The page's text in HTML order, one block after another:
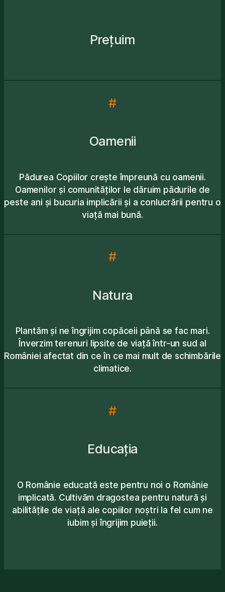
Prețuim
#
Oamenii
Pădurea Copiilor crește împreună cu oamenii.
Oamenilor și comunităților le dăruim pădurile de
peste ani și bucuria implicării și a conlucrării pentru o
viață mai bună.
#
Natura
Plantăm și ne îngrijim copăceii până se fac mari.
Înverzim terenuri lipsite de viață într-un sud al
României afectat din ce în ce mai mult de schimbările
climatice.
#
Educația
O Românie educată este pentru noi o Românie
implicată. Cultivăm dragostea pentru natură și
abilitățile de viață ale copiilor noștri la fel cum ne
iubim și îngrijim puieții.